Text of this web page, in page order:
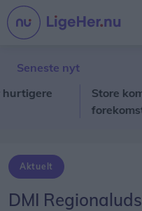
Seneste nyt
Store
forekomsten
Aktuelt
DMI